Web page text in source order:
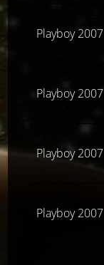
Playboy 2007
Playboy 2007
Playboy 2007
Playboy 2007